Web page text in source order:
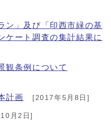
ン」及び「印西市緑の基
ケート調査の集計結果に
観条例について
計画 [2017年5月8日]
月2日]